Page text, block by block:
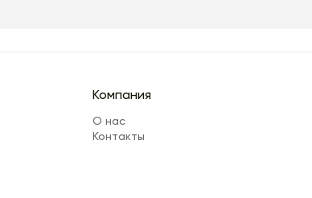
Компания
О нас
Контакты